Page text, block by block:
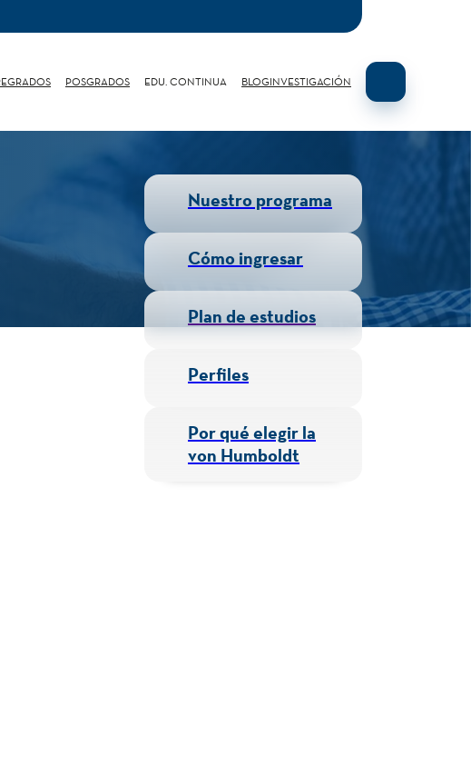
POSGRADOS EDU. CONTINUA BLOGINVESTIGACIÓN
Nuestro programa
Cómo ingresar
Plan de estudios
Perfiles
Por qué elegir la
von Humboldt